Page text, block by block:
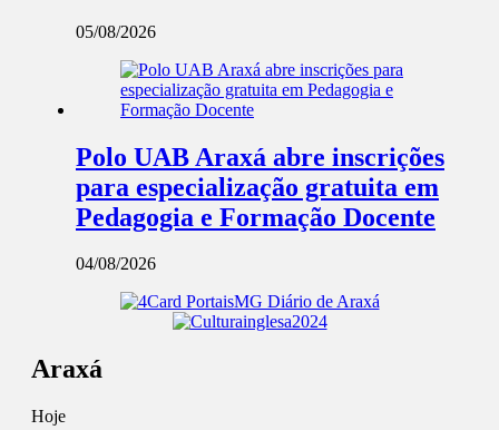
05/08/2026
Polo UAB Araxá abre inscrições
para especialização gratuita em
Pedagogia e Formação Docente
04/08/2026
Araxá
Hoje